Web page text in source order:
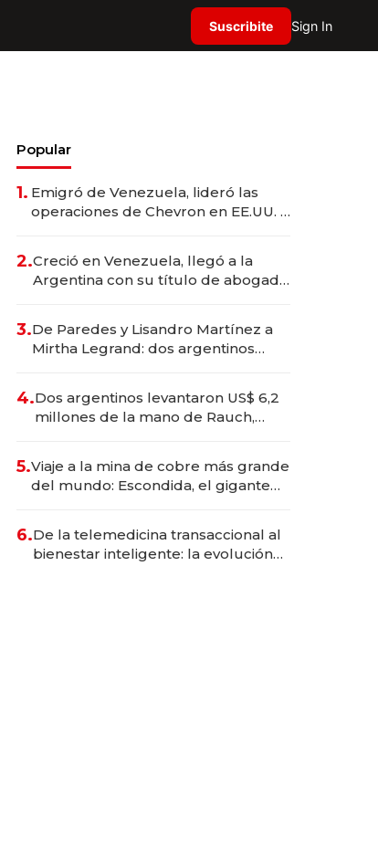
Suscribite Sign In
Popular
1. Emigró de Venezuela, lideró las
operaciones de Chevron en EE.UU. y
2.Creció en Venezuela, llegó a la
Argentina con su título de abogado
marcas "fast premium"
3.De Paredes y Lisandro Martínez a
Mirtha Legrand: dos argentinos
deportivo y el cuidado corporal
4.Dos argentinos levantaron US$ 6,2
millones de la mano de Rauch,
5.Viaje a la mina de cobre más grande
del mundo: Escondida, el gigante
6.De la telemedicina transaccional al
bienestar inteligente: la evolución